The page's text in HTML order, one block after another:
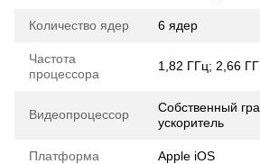
Количество ядер 6 ядер
Частота
процессора
1,82 ГГц; 2,66
Видеопроцессор
Собственный
ускоритель
Платформа Apple iOS